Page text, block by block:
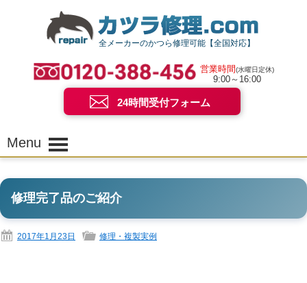
全メーカーのかつら修理可能【全国対応】
営業時間(水曜日定休)
9:00～16:00
24時間受付フォーム
Menu
修理完了品のご紹介
2017年1月23日 修理・複製実例